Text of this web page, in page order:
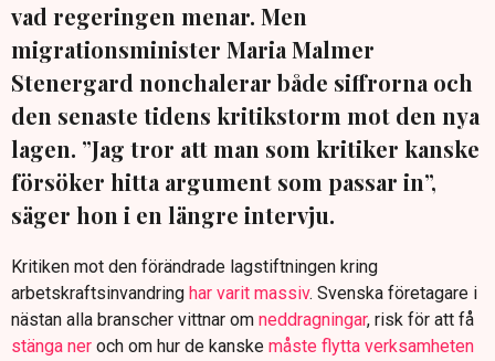
vad regeringen menar. Men
migrationsminister Maria Malmer
Stenergard nonchalerar både siffrorna och
den senaste tidens kritikstorm mot den nya
lagen. ”Jag tror att man som kritiker kanske
försöker hitta argument som passar in”,
säger hon i en längre intervju.
Kritiken mot den förändrade lagstiftningen kring
arbetskraftsinvandring har varit massiv. Svenska företagare i
nästan alla branscher vittnar om neddragningar, risk för att få
stänga ner och om hur de kanske måste flytta verksamheten